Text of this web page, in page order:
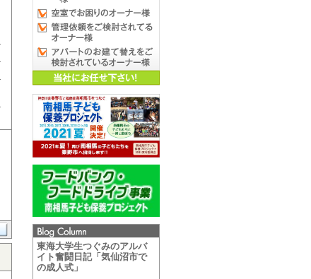
東海大学生つぐみのアルバ
イト奮闘日記「気仙沼市で
の成人式」